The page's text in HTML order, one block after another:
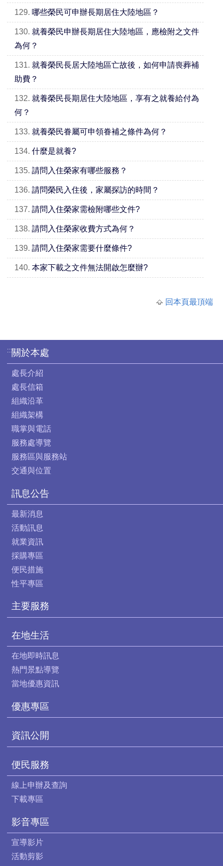
129. 哪些榮民可申辦長期居住大陸地區？
130. 就養榮民申辦長期居住大陸地區，應檢附之文件
為何？
131. 就養榮民長居大陸地區亡故後，如何申請喪葬補
助費？
132. 就養榮民長期居住大陸地區，享有之就養給付為
何？
133. 就養榮民眷屬可申領眷補之條件為何？
134. 什麼是就養?
135. 請問入住榮家有哪些服務？
136. 請問榮民入住後，家屬探訪的時間？
137. 請問入住榮家需檢附哪些文件?
138. 請問入住榮家收費方式為何？
139. 請問入住榮家需要什麼條件?
140. 本家下載之文件無法開啟怎麼辦?
回本頁最頂端
:::關於本處
處長介紹
處長信箱
組織沿革
組織架構
職掌與電話
服務處導覽
服務區與服務站
交通與位置
訊息公告
最新消息
活動訊息
就業資訊
採購專區
便民措施
性平專區
主要服務
在地生活
在地即時訊息
熱門景點導覽
當地優惠資訊
優惠專區
資訊公開
便民服務
線上申辦及查詢
下載專區
影音專區
宣導影片
活動剪影